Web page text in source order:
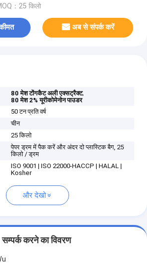
：25 किलो
अब से संपर्क करें
80 मेश टोंगकैट अली एक्सट्रैक्ट,
80 मेश 2% यूरीकोमेनोन पाउडर
50 टन प्रति वर्ष
चीन
25 किलो
पेपर ड्रम में पैक करें और अंदर दो प्लास्टिक बैग, 25
किलो / ड्रम
ISO 9001 | ISO 22000-HACCP | HALAL |
Kosher
और देखो
सम्पर्क करने का विवरण